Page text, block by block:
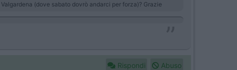
(dove sabato dovrò andarci per forza)? Grazie
Rispondi Abuso